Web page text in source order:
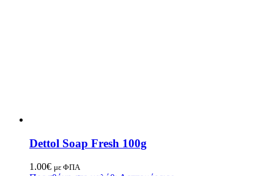
Dettol Soap Fresh 100g
1.00€ με ΦΠΑ